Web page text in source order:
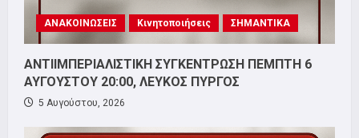
ΑΝΑΚΟΙΝΩΣΕΙΣ Κινητοποιήσεις ΣΗΜΑΝΤΙΚΑ
ΑΝΤΙΙΜΠΕΡΙΑΛΙΣΤΙΚΗ ΣΥΓΚΕΝΤΡΩΣΗ ΠΕΜΠΤΗ 6
ΑΥΓΟΥΣΤΟΥ 20:00, ΛΕΥΚΟΣ ΠΥΡΓΟΣ
5 Αυγούστου, 2026